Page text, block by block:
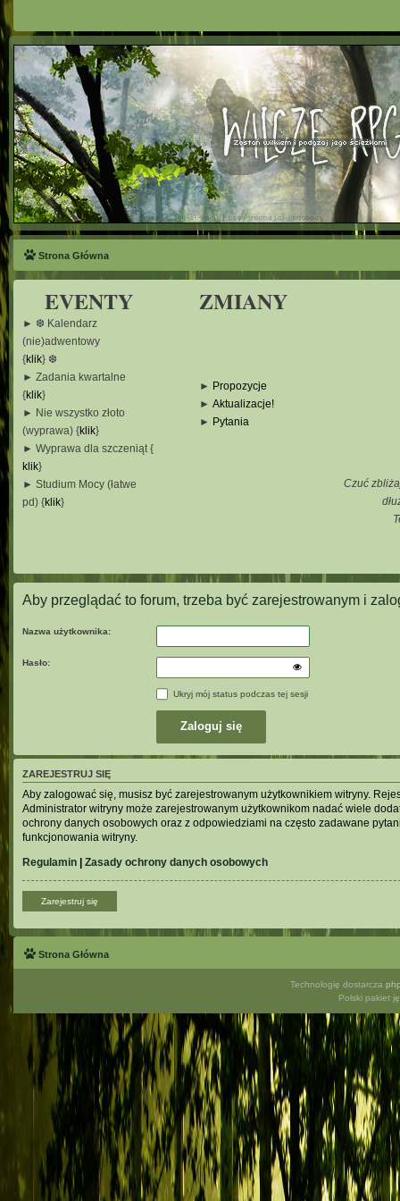
Strona Główna
EVENTY ZMIANY
► ❆ Kalendarz
(nie)adwentowy
{klik} ❆
► Zadania kwartalne
{klik}
► Nie wszystko złoto
(wyprawa) {klik}
► Wyprawa dla szczeniąt {
klik}
► Studium Mocy (łatwe
pd) {klik}
► Propozycje
► Aktualizacje!
► Pytania
Czuć
Aby przeglądać to forum, trzeba być zarejestrowanym i
Nazwa użytkownika:
Hasło:
Ukryj mój status podczas tej sesji
ZAREJESTRUJ SIĘ
Aby zalogować się, musisz być zarejestrowanym użytkownikiem witryny.
Administrator witryny może zarejestrowanym użytkownikom nadać wiele
ochrony danych osobowych oraz z odpowiedziami na często zadawane
funkcjonowania witryny.
Regulamin
Zasady ochrony danych osobowych
Zarejestruj się
Strona Główna
Technologię dostarcza
Polski pakiet